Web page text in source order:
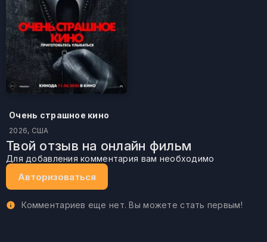
Очень страшное кино
2026, США
Твой отзыв на онлайн фильм
Для добавления комментария вам необходимо
Авторизоваться
Комментариев еще нет. Вы можете стать первым!